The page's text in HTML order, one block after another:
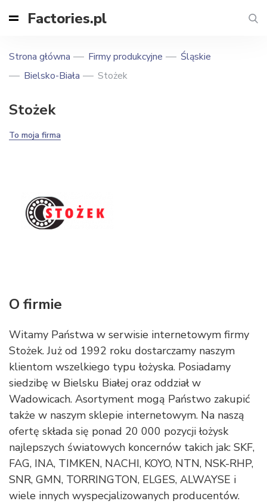
Factories.pl
Strona główna Firmy produkcyjne
Śląskie
Bielsko-Biała
Stożek
Stożek
To moja firma
O firmie
Witamy Państwa w serwisie internetowym firmy
Stożek. Już od 1992 roku dostarczamy naszym
klientom wszelkiego typu łożyska. Posiadamy
siedzibę w Bielsku Białej oraz oddział w
Wadowicach. Asortyment mogą Państwo zakupić
także w naszym sklepie internetowym. Na naszą
ofertę składa się ponad 20 000 pozycji łożysk
najlepszych światowych koncernów takich jak: SKF,
FAG, INA, TIMKEN, NACHI, KOYO, NTN, NSK-RHP,
SNR, GMN, TORRINGTON, ELGES, ALWAYSE i
wiele innych wyspecjalizowanych producentów.